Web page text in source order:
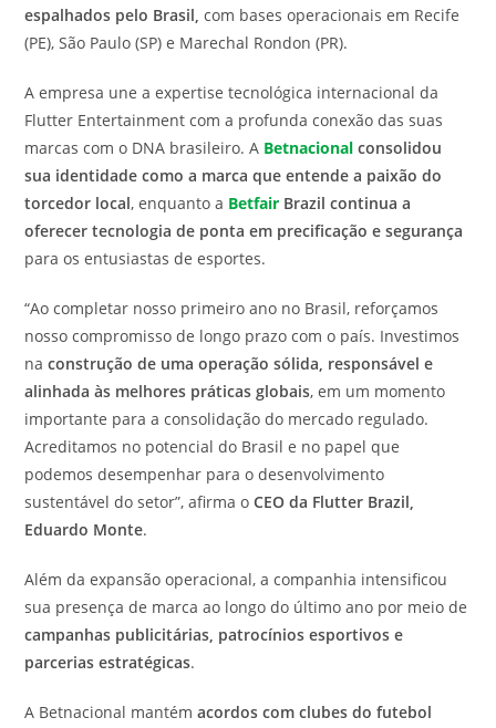
espalhados pelo Brasil, com bases operacionais em Recife
(PE), São Paulo (SP) e Marechal Rondon (PR).
A empresa une a expertise tecnológica internacional da
Flutter Entertainment com a profunda conexão das suas
marcas com o DNA brasileiro. A Betnacional consolidou
sua identidade como a marca que entende a paixão do
torcedor local, enquanto a Betfair Brazil continua a
oferecer tecnologia de ponta em precificação e segurança
para os entusiastas de esportes.
“Ao completar nosso primeiro ano no Brasil, reforçamos
nosso compromisso de longo prazo com o país. Investimos
naconstrução de uma operação sólida, responsável e
alinhada às melhores práticas globais, em um momento
importante para a consolidação do mercado regulado.
Acreditamos no potencial do Brasil e no papel que
podemos desempenhar para o desenvolvimento
sustentável do setor”, afirma oCEO da Flutter Brazil,
Eduardo Monte.
Além da expansão operacional, a companhia intensificou
sua presença de marca ao longo do último ano por meio de
campanhas publicitárias, patrocínios esportivos e
parcerias estratégicas.
A Betnacional mantémacordos com clubes do futebol